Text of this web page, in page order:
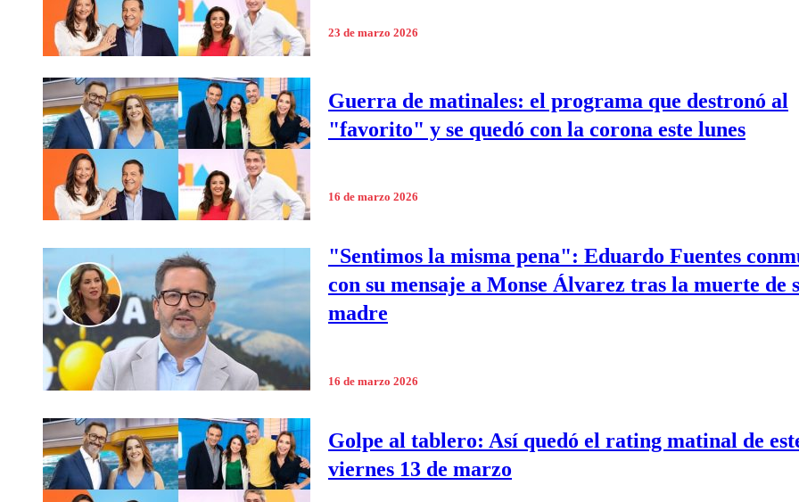
23 de marzo 2026
Guerra de matinales: el programa que destronó al
"favorito" y se quedó con la corona este lunes
16 de marzo 2026
"Sentimos la misma pena": Eduardo Fuentes
con su mensaje a Monse Álvarez tras la muerte de
madre
16 de marzo 2026
Golpe al tablero: Así quedó el rating matinal de
viernes 13 de marzo